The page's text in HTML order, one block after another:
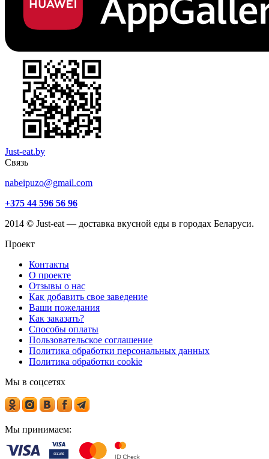
Just-eat.by
Связь
nabeipuzo@gmail.com
+375 44 596 56 96
2014 © Just-eat — доставка вкусной еды в городах Беларуси.
Проект
Контакты
О проекте
Отзывы о нас
Как добавить свое заведение
Ваши пожелания
Как заказать?
Способы оплаты
Пользовательское соглашение
Политика обработки персональных данных
Политика обработки cookie
Мы в соцсетях
Мы принимаем: